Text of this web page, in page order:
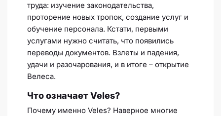
труда: изучение законодательства,
проторение новых тропок, создание услуг и
обучение персонала. Кстати, первыми
услугами нужно считать, что появились
переводы документов. Взлеты и падения,
удачи и разочарования, и в итоге – открытие
Велеса.
Что означает Veles?
Почему именно Veles? Наверное многие